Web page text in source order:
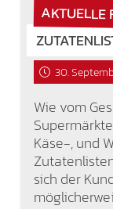
AKTUELLE
30.
Wie vom
Käse-, und
sich der